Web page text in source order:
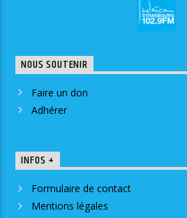
NOUS SOUTENIR
Faire un don
Adhérer
INFOS +
Formulaire de contact
Mentions légales